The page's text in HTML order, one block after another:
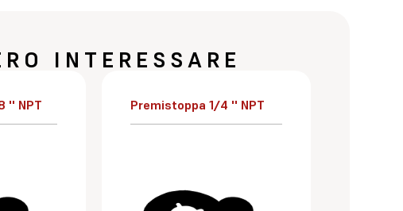
INTERESSARE
'' NPT Premistoppa 1/4 '' NPT